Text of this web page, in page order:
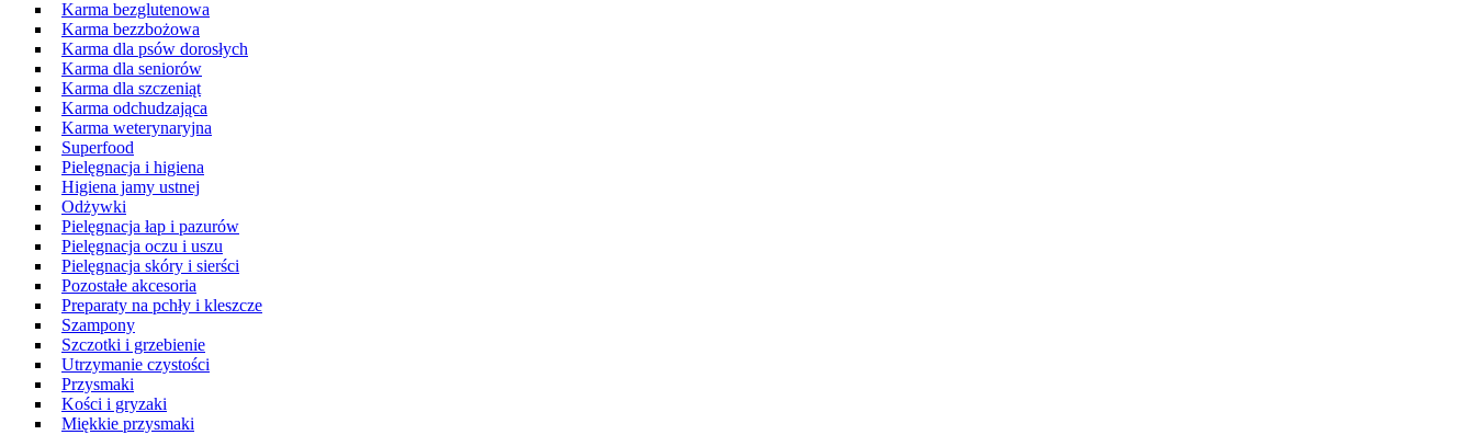
Karma bezglutenowa
Karma bezzbożowa
Karma dla psów dorosłych
Karma dla seniorów
Karma dla szczeniąt
Karma odchudzająca
Karma weterynaryjna
Superfood
Pielęgnacja i higiena
Higiena jamy ustnej
Odżywki
Pielęgnacja łap i pazurów
Pielęgnacja oczu i uszu
Pielęgnacja skóry i sierści
Pozostałe akcesoria
Preparaty na pchły i kleszcze
Szampony
Szczotki i grzebienie
Utrzymanie czystości
Przysmaki
Kości i gryzaki
Miękkie przysmaki